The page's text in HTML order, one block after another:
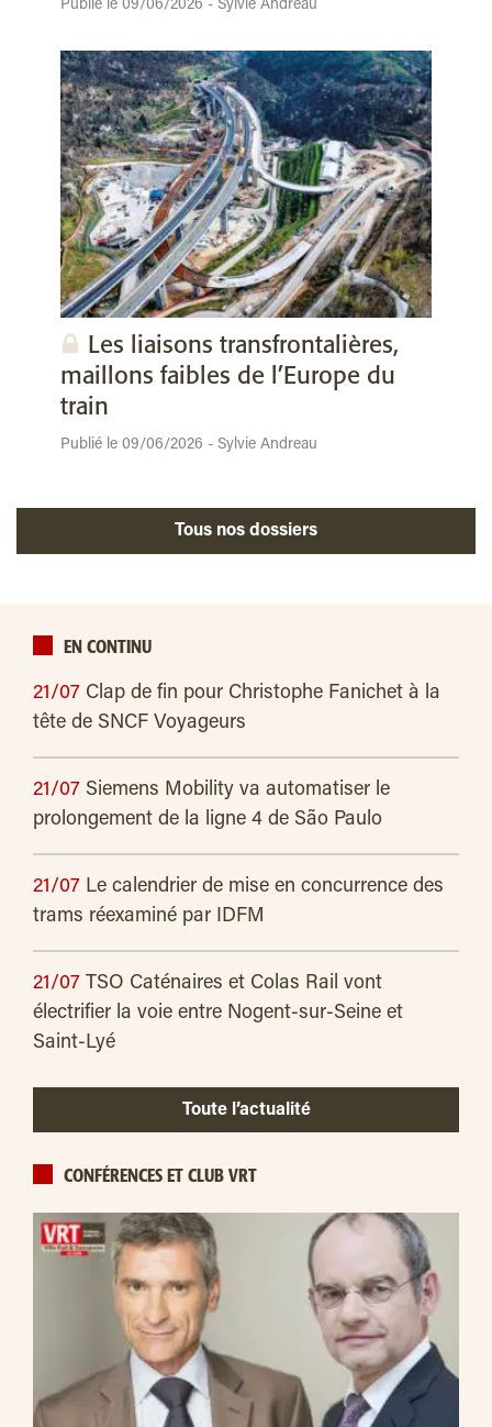
Publié le 09/06/2026 - Sylvie Andreau
Les liaisons transfrontalières,
maillons faibles de l’Europe du
train
Publié le 09/06/2026 - Sylvie Andreau
Tous nos dossiers
EN CONTINU
21/07 Clap de fin pour Christophe Fanichet à la
tête de SNCF Voyageurs
21/07 Siemens Mobility va automatiser le
prolongement de la ligne 4 de São Paulo
21/07 Le calendrier de mise en concurrence des
trams réexaminé par IDFM
21/07 TSO Caténaires et Colas Rail vont
électrifier la voie entre Nogent-sur-Seine et
Saint-Lyé
Toute l’actualité
CONFÉRENCES ET CLUB VRT